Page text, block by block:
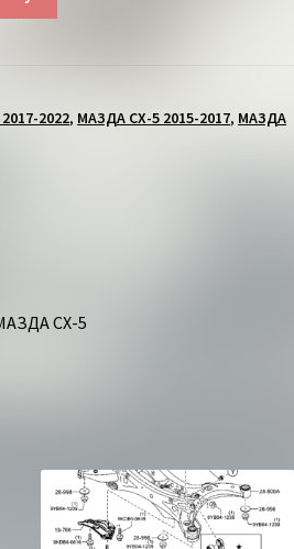
2022, МАЗДА СХ-5 2015-2017, МАЗДА
СХ-5